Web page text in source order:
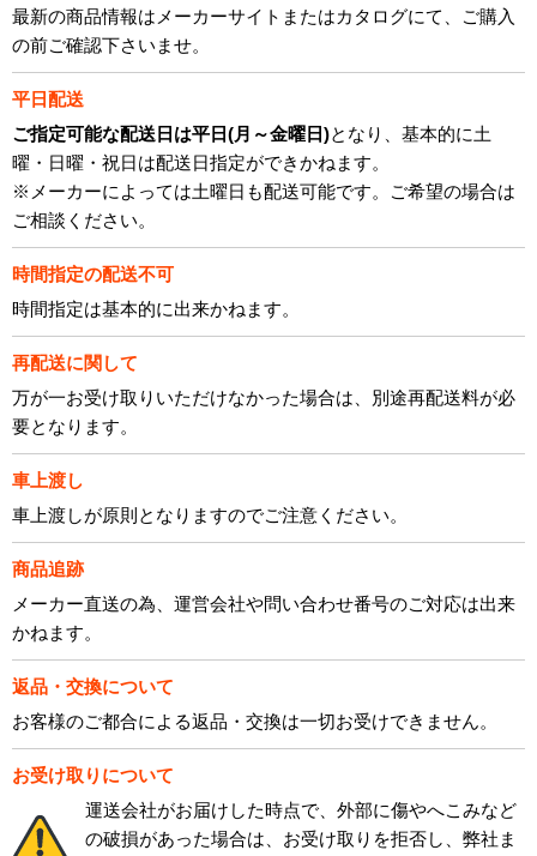
最新の商品情報はメーカーサイトまたはカタログにて、ご購入
の前ご確認下さいませ。
平日配送
ご指定可能な配送日は平日(月～金曜日)となり、基本的に土
曜・日曜・祝日は配送日指定ができかねます。
※メーカーによっては土曜日も配送可能です。ご希望の場合は
ご相談ください。
時間指定の配送不可
時間指定は基本的に出来かねます。
再配送に関して
万が一お受け取りいただけなかった場合は、別途再配送料が必
要となります。
車上渡し
車上渡しが原則となりますのでご注意ください。
商品追跡
メーカー直送の為、運営会社や問い合わせ番号のご対応は出来
かねます。
返品・交換について
お客様のご都合による返品・交換は一切お受けできません。
お受け取りについて
運送会社がお届けした時点で、外部に傷やへこみなど
の破損があった場合は、お受け取りを拒否し、弊社ま